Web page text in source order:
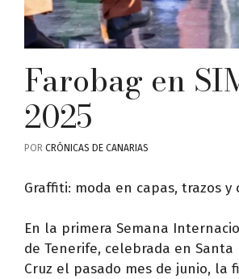
Farobag en
2025
POR CRÓNICAS DE CANARIAS
Graffiti: moda en capas, trazos y
En la primera Semana
de Tenerife, celebrada en Santa
Cruz el pasado mes de junio, la